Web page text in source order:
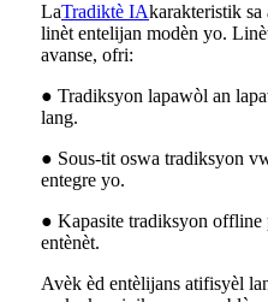
LaTradiktè IAkarakteristik sa
linèt entelijan modèn yo.
avanse, ofri:
● Tradiksyon lapawòl an
lang.
● Sous-tit oswa tradiksyon
entegre yo.
● Kapasite tradiksyon offline
entènèt.
Avèk èd entèlijans atifisyèl